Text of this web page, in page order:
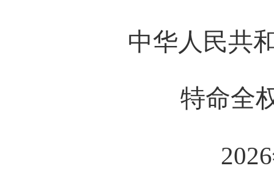
中华人民共
特命全